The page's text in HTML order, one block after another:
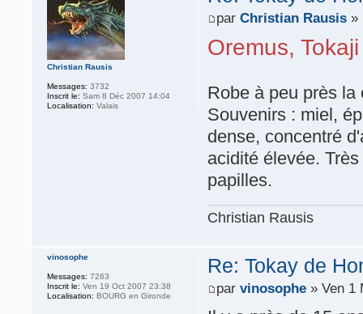
parChristian Rausis »
Oremus,
Robe à peu près
Souvenirs : miel,
dense, concentré
acidité élevée.
papilles.
Christian Rausis
Christian Rausis
Messages: 3732
Inscrit le: Sam 8 Déc 2007 14:04
Localisation: Valais
Re: Tokay de
parvinosophe » Ven 1
vinosophe
Messages: 7263
Inscrit le: Ven 19 Oct 2007 23:38
Localisation: BOURG en Gironde